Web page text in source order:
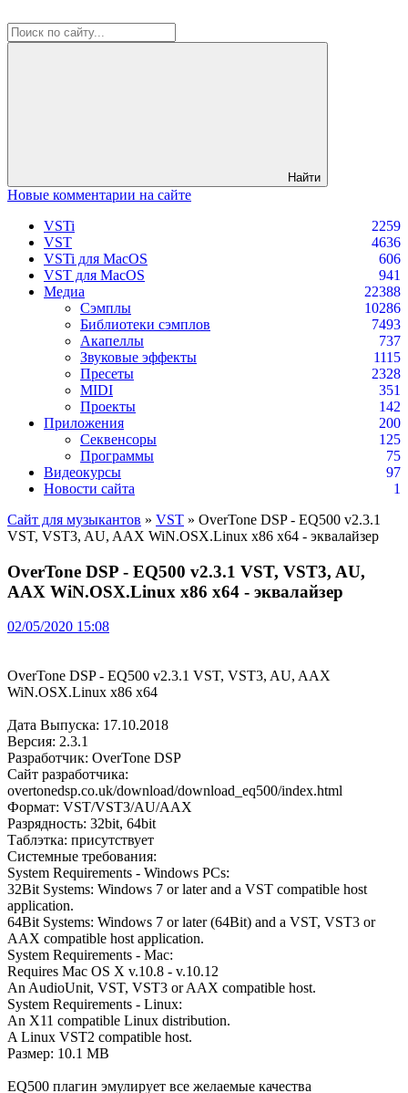
Найти
Новые комментарии на сайте
VSTi
2259
VST
4636
VSTi для MacOS
606
VST для MacOS
941
Медиа
22388
Сэмплы
10286
Библиотеки сэмплов
7493
Акапеллы
737
Звуковые эффекты
1115
Пресеты
2328
MIDI
351
Проекты
142
Приложения
200
Секвенсоры
125
Программы
75
Видеокурсы
97
Новости сайта
1
Сайт для музыкантов » VST » OverTone DSP - EQ500 v2.3.1
VST, VST3, AU, AAX WiN.OSX.Linux x86 x64 - эквалайзер
OverTone DSP - EQ500 v2.3.1 VST, VST3, AU,
AAX WiN.OSX.Linux x86 x64 - эквалайзер
02/05/2020 15:08
OverTone DSP - EQ500 v2.3.1 VST, VST3, AU, AAX
WiN.OSX.Linux x86 x64
Дата Выпуска: 17.10.2018
Версия: 2.3.1
Разработчик: OverTone DSP
Сайт разработчика:
overtonedsp.co.uk/download/download_eq500/index.html
Формат: VST/VST3/AU/AAX
Разрядность: 32bit, 64bit
Таблэтка: присутствует
Системные требования:
System Requirements - Windows PCs:
32Bit Systems: Windows 7 or later and a VST compatible host
application.
64Bit Systems: Windows 7 or later (64Bit) and a VST, VST3 or
AAX compatible host application.
System Requirements - Mac:
Requires Mac OS X v.10.8 - v.10.12
An AudioUnit, VST, VST3 or AAX compatible host.
System Requirements - Linux:
An X11 compatible Linux distribution.
A Linux VST2 compatible host.
Размер: 10.1 MB
EQ500 плагин эмулирует все желаемые качества